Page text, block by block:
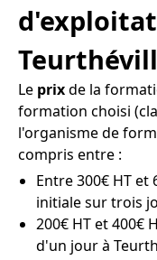
Le prixde la
formation choisi
l'organisme de
compris entre :
Entre 300€ HT
initiale sur trois
200€ HT et 400€
d'un jour à